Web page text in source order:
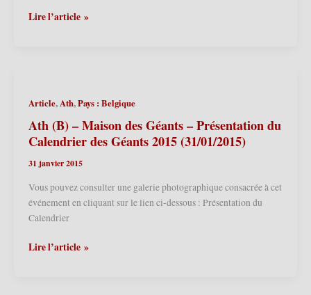
Ronchin
des
Géants
2016
Lire l’article »
Article, Ath,Pays : Belgique
Ath (B) – Maison des Géants – Présentation du
Calendrier des Géants 2015 (31/01/2015)
31 janvier 2015
Vous pouvez consulter une galerie photographique consacrée à cet
événement en cliquant sur le lien ci-dessous : Présentation du
Calendrier
Ath
Lire l’article »